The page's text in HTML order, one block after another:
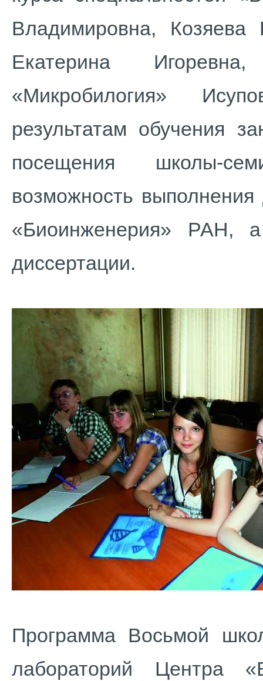
Владимировна, Козяева
Екатерина
«Микробилогия»
результатам обучения
посещения школы-
возможность
«Биоинженерия» РАН,
диссертации.
Программа Восьмой
лабораторий Центра